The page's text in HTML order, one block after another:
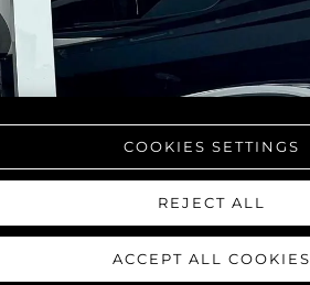
COOKIES SETTINGS
REJECT ALL
ACCEPT ALL COOKIES